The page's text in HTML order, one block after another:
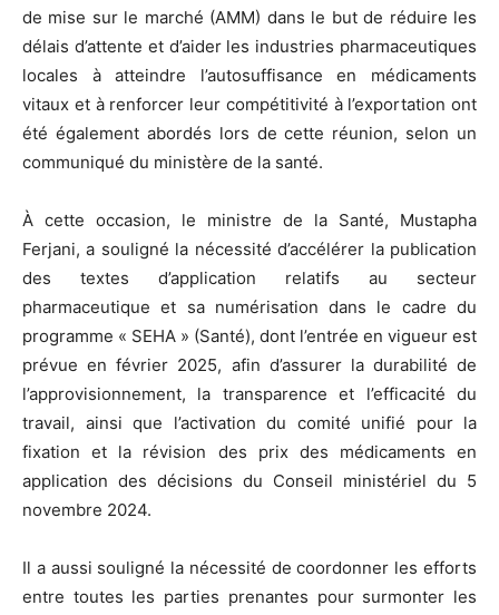
de mise sur le marché (AMM) dans le but de réduire les
délais d’attente et d’aider les industries pharmaceutiques
locales à atteindre l’autosuffisance en médicaments
vitaux et à renforcer leur compétitivité à l’exportation ont
été également abordés lors de cette réunion, selon un
communiqué du ministère de la santé.
À cette occasion, le ministre de la Santé, Mustapha
Ferjani, a souligné la nécessité d’accélérer la publication
des textes d’application relatifs au secteur
pharmaceutique et sa numérisation dans le cadre du
programme « SEHA » (Santé), dont l’entrée en vigueur est
prévue en février 2025, afin d’assurer la durabilité de
l’approvisionnement, la transparence et l’efficacité du
travail, ainsi que l’activation du comité unifié pour la
fixation et la révision des prix des médicaments en
application des décisions du Conseil ministériel du 5
novembre 2024.
Il a aussi souligné la nécessité de coordonner les efforts
entre toutes les parties prenantes pour surmonter les